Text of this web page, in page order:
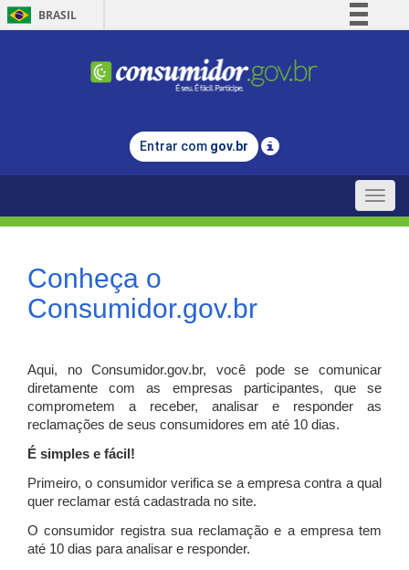
BRASIL
Comunica BR
Legislação
Entrar com gov.br
Toggle
Conheça o
Consumidor.gov.br
Aqui, no Consumidor.gov.br, você pode se comunicar
diretamente com as empresas participantes, que se
comprometem a receber, analisar e responder as
reclamações de seus consumidores em até 10 dias.
É simples e fácil!
Primeiro, o consumidor verifica se a empresa contra a qual
quer reclamar está cadastrada no site.
O consumidor registra sua reclamação e a empresa tem
até 10 dias para analisar e responder.